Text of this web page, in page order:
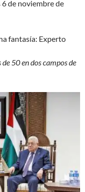
de
fantasía: Experto
de 50 en dos campos de